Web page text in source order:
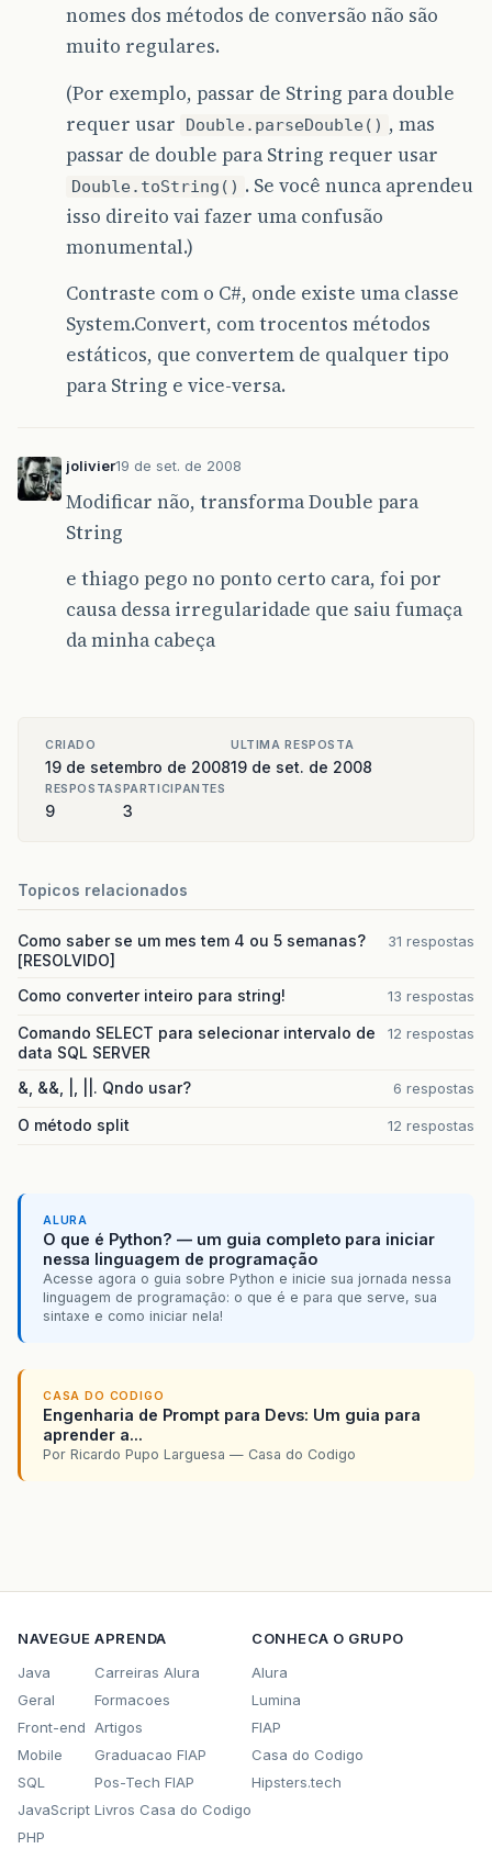
nomes dos métodos de conversão não são
muito regulares.
(Por exemplo, passar de String para double
requer usar
Double.parseDouble() , mas
passar de double para String requer usar
Double.toString() . Se você nunca aprendeu
isso direito vai fazer uma confusão
monumental.)
Contraste com o C#, onde existe uma classe
System.Convert, com trocentos métodos
estáticos, que convertem de qualquer tipo
para String e vice-versa.
jolivier19 de set. de 2008
Modificar não, transforma Double para
String
e thiago pego no ponto certo cara, foi por
causa dessa irregularidade que saiu fumaça
da minha cabeça
CRIADO
19 de setembro de 2008
ULTIMA RESPOSTA
19 de set. de 2008
RESPOSTAS
9
PARTICIPANTES
3
Topicos relacionados
Como saber se um mes tem 4 ou 5 semanas?
[RESOLVIDO]
31 respostas
Como converter inteiro para string! 13 respostas
Comando SELECT para selecionar intervalo de
data SQL SERVER
12 respostas
&, &&, |, ||. Qndo usar? 6 respostas
O método split 12 respostas
ALURA
O que é Python? — um guia completo para iniciar
nessa linguagem de programação
Acesse agora o guia sobre Python e inicie sua jornada nessa
linguagem de programação: o que é e para que serve, sua
sintaxe e como iniciar nela!
CASA DO CODIGO
Engenharia de Prompt para Devs: Um guia para
aprender a...
Por Ricardo Pupo Larguesa — Casa do Codigo
NAVEGUE
Java
Geral
Front-end
Mobile
SQL
JavaScript
PHP
APRENDA
Carreiras Alura
Formacoes
Artigos
Graduacao FIAP
Pos-Tech FIAP
Livros Casa do Codigo
CONHECA O GRUPO
Alura
Lumina
FIAP
Casa do Codigo
Hipsters.tech